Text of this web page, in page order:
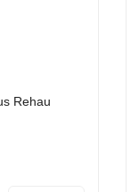
Rehau